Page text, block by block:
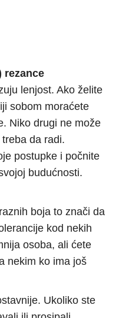
rezance
lenjost. Ako želite
sobom moraćete
Niko drugi ne može
da radi.
postupke i počnite
budućnosti.
boja to znači da
kod nekih
osoba, ali ćete
nekim ko ima još
Ukoliko ste